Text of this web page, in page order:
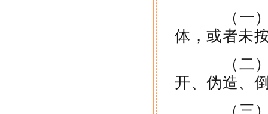
（一）
体，或者未
（二）
开、伪造、